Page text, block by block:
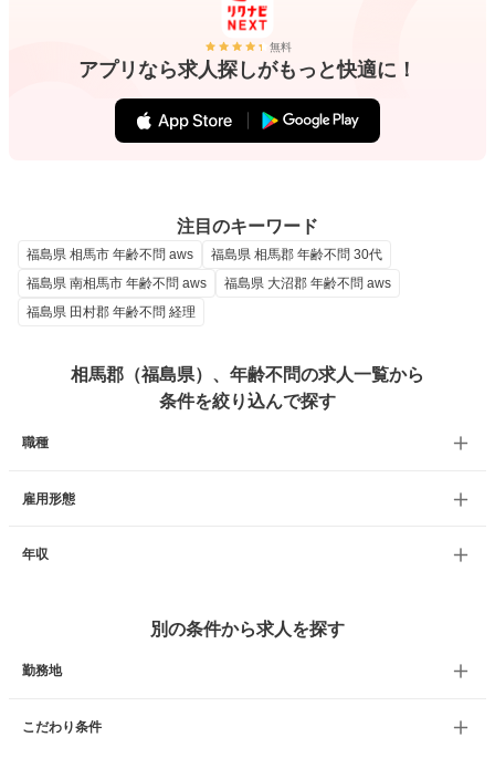
無料
アプリなら求人探しがもっと快適に！
注目のキーワード
福島県 相馬市 年齢不問 aws
福島県 相馬郡 年齢不問 30代
福島県 南相馬市 年齢不問 aws
福島県 大沼郡 年齢不問 aws
福島県 田村郡 年齢不問 経理
相馬郡（福島県）、年齢不問の求人一覧から
条件を絞り込んで探す
職種
雇用形態
年収
別の条件から求人を探す
勤務地
こだわり条件